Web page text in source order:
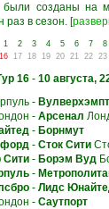
созданы на
раз в сезон. [
1 2 3 4 5 6 7
8
16
17 18 19 20 21 22 23
16- 10 августа,
-
- Арсенал
- Борнмут
- Сток Сити
Сити- Борэм Вуд
-
- Лидс
- Саутпорт